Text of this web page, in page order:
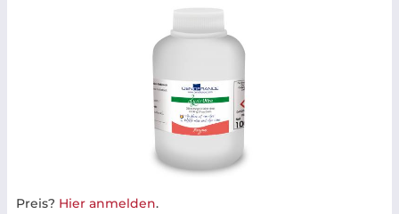
Preis? Hier anmelden.